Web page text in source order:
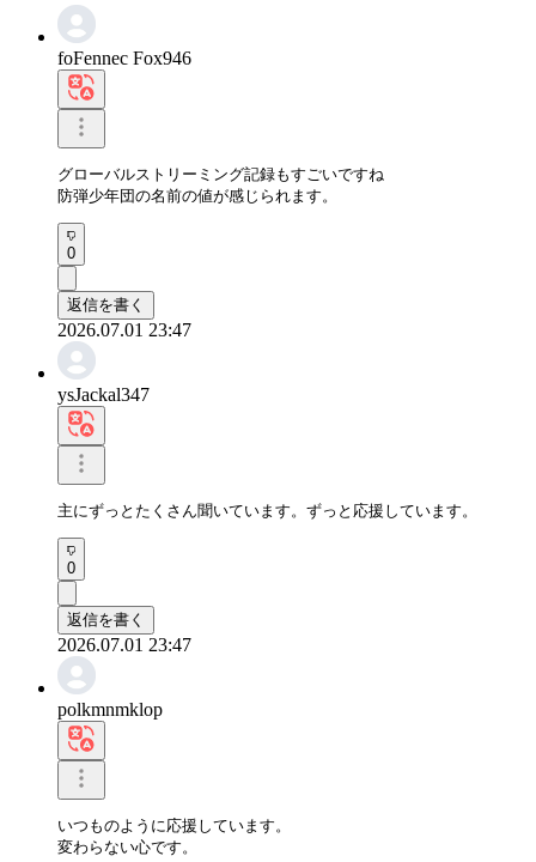
foFennec Fox946
グローバルストリーミング記録もすごいですね
防弾少年団の名前の値が感じられます。
0
返信を書く
2026.07.01 23:47
ysJackal347
主にずっとたくさん聞いています。ずっと応援しています。
0
返信を書く
2026.07.01 23:47
polkmnmklop
いつものように応援しています。
変わらない心です。